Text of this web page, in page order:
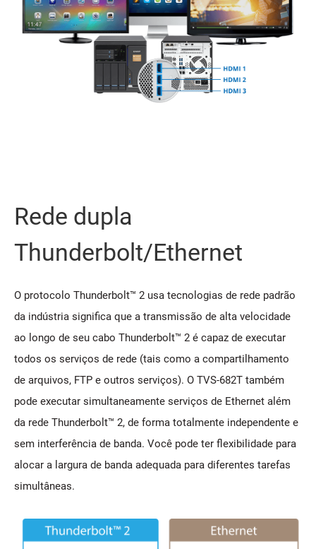
Rede dupla
Thunderbolt/Ethernet
O protocolo Thunderbolt™ 2 usa tecnologias de rede padrão
da indústria significa que a transmissão de alta velocidade
ao longo de seu cabo Thunderbolt™ 2 é capaz de executar
todos os serviços de rede (tais como a compartilhamento
de arquivos, FTP e outros serviços). O TVS-682T também
pode executar simultaneamente serviços de Ethernet além
da rede Thunderbolt™ 2, de forma totalmente independente e
sem interferência de banda. Você pode ter flexibilidade para
alocar a largura de banda adequada para diferentes tarefas
simultâneas.